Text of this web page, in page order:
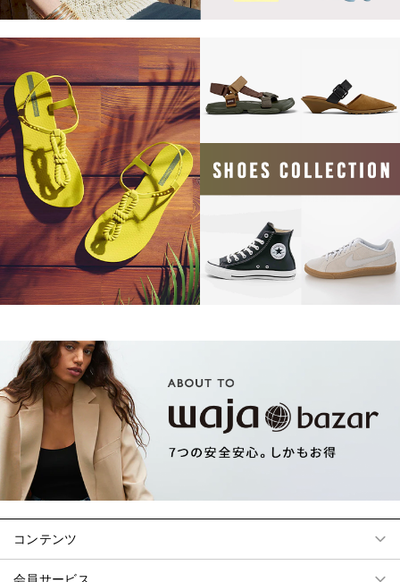
コンテンツ
会員サービス